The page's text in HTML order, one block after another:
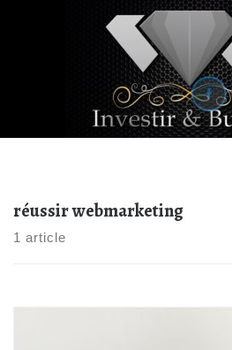
réussir webmarketing
1 article